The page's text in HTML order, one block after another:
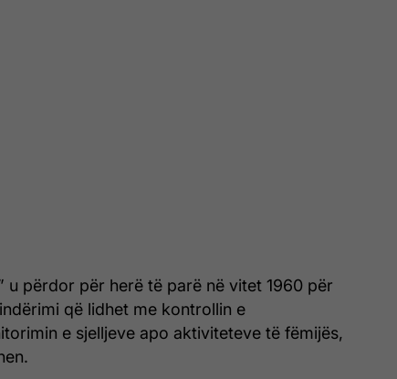
u përdor për herë të parë në vitet 1960 për
që lidhet me kontrollin e
e sjelljeve apo aktiviteteve të fëmijës,